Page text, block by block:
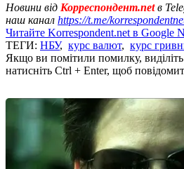
Новини від Корреспондент.netв
наш канал https://t.me/
Читайте Korrespondent.net в Google
ТЕГИ: НБУ, курс валют, курс
Якщо ви помітили помилку, виділіть
натисніть Ctrl + Enter, щоб